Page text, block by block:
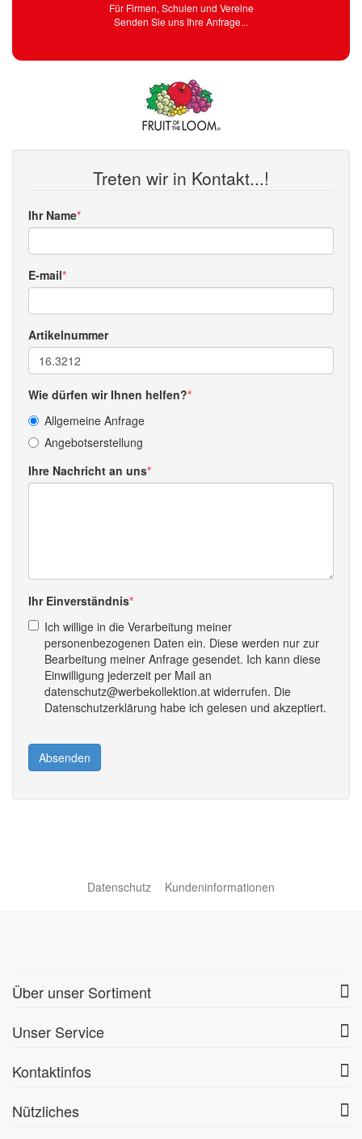
Für Firmen, Schulen und Vereine
Senden Sie uns Ihre Anfrage...
Treten wir in Kontakt...!
Ihr Name
E-mail
Artikelnummer
Wie dürfen wir Ihnen helfen?
Allgemeine Anfrage
Angebotserstellung
Ihre Nachricht an uns
Ihr Einverständnis
Ich willige in die Verarbeitung meiner
personenbezogenen Daten ein. Diese werden nur zur
Bearbeitung meiner Anfrage gesendet. Ich kann diese
Einwilligung jederzeit per Mail an
datenschutz@werbekollektion.at widerrufen. Die
Datenschutzerklärung habe ich gelesen und akzeptiert.
Absenden
Datenschutz Kundeninformationen
Über unser Sortiment
Unser Service
Kontaktinfos
Nützliches